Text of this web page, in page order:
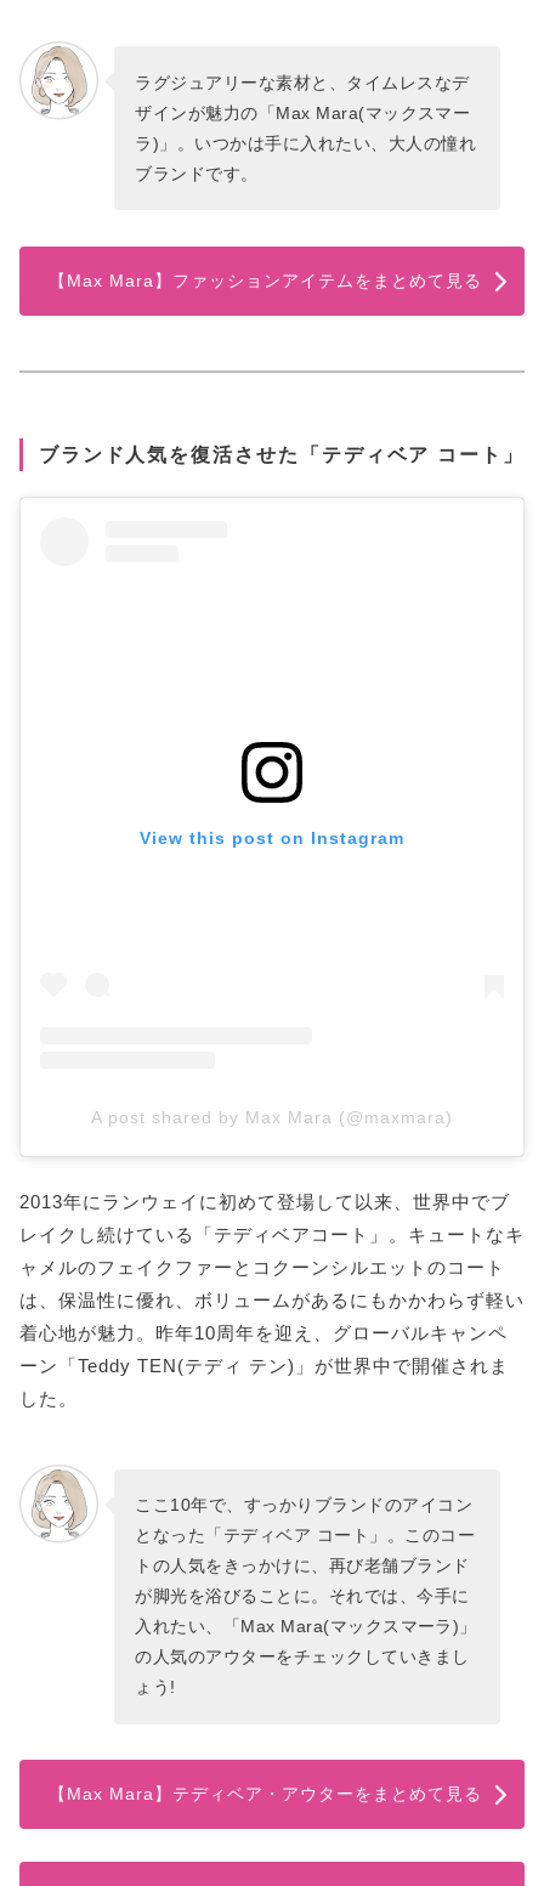
ラグジュアリーな素材と、タイムレスなデ
ザインが魅力の「Max Mara(マックスマー
ラ)」。いつかは手に入れたい、大人の憧れ
ブランドです。
【Max Mara】ファッションアイテムをまとめて見る
ブランド人気を復活させた「テディベア コート」
View this post on Instagram
A post shared by Max Mara (@maxmara)
2013年にランウェイに初めて登場して以来、世界中でブ
レイクし続けている「テディベアコート」。キュートなキ
ャメルのフェイクファーとコクーンシルエットのコート
は、保温性に優れ、ボリュームがあるにもかかわらず軽い
着心地が魅力。昨年10周年を迎え、グローバルキャンペ
ーン「Teddy TEN(テディ テン)」が世界中で開催されま
した。
ここ10年で、すっかりブランドのアイコン
となった「テディベア コート」。このコー
トの人気をきっかけに、再び老舗ブランド
が脚光を浴びることに。それでは、今手に
入れたい、「Max Mara(マックスマーラ)」
の人気のアウターをチェックしていきまし
ょう!
【Max Mara】テディベア・アウターをまとめて見る